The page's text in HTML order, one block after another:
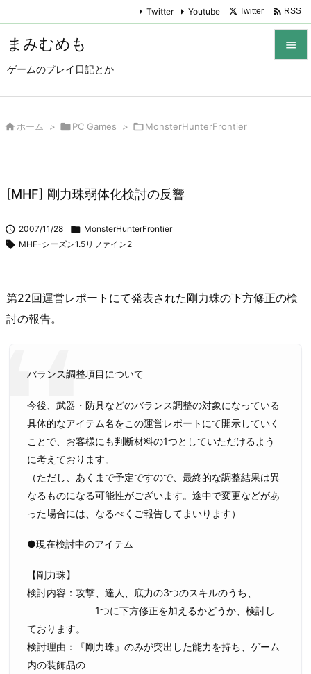
まみむめも
ゲームのプレイ日記とか

Twitter Youtube Twitter  RSS
 ホーム > PC Games > MonsterHunterFrontier
[MHF] 剛力珠弱体化検討の反響
 2007/11/28  MonsterHunterFrontier
 MHF-シーズン1.5リファイン2
第22回運営レポートにて発表された剛力珠の下方修正の検
討の報告。
バランス調整項目について
今後、武器・防具などのバランス調整の対象になっている
具体的なアイテム名をこの運営レポートにて開示していく
ことで、お客様にも判断材料の1つとしていただけるよう
に考えております。
（ただし、あくまで予定ですので、最終的な調整結果は異
なるものになる可能性がございます。途中で変更などがあ
った場合には、なるべくご報告してまいります）
●現在検討中のアイテム
【剛力珠】
検討内容：攻撃、達人、底力の3つのスキルのうち、
1つに下方修正を加えるかどうか、検討し
ております。
検討理由：『剛力珠』のみが突出した能力を持ち、ゲーム
内の装飾品の